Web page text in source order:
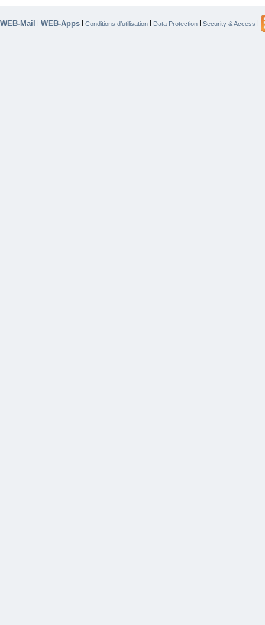
WEB-Mail | WEB-Apps | Conditions d’utilisation | Data Protection | Security & Access |